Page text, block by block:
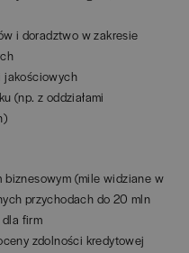
i doradztwo w zakresie
jakościowych
(np. z oddziałami
(mile widziane w
przychodach do 20 mln
firm
zdolności kredytowej